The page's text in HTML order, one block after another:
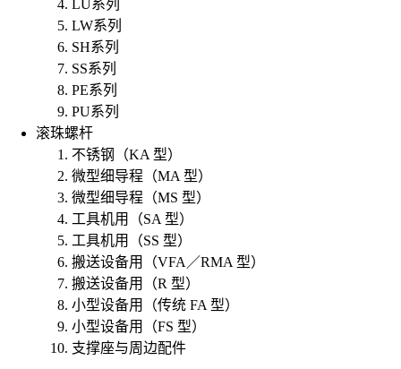
LU系列
LW系列
SH系列
SS系列
PE系列
PU系列
滚珠螺杆
不锈钢（KA 型）
微型细导程（MA 型）
微型细导程（MS 型）
工具机用（SA 型）
工具机用（SS 型）
搬送设备用（VFA／RMA 型）
搬送设备用（R 型）
小型设备用（传统 FA 型）
小型设备用（FS 型）
支撑座与周边配件